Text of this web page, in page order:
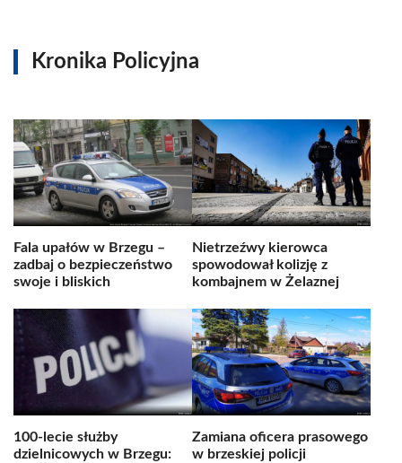
Kronika Policyjna
Fala upałów w Brzegu –
zadbaj o bezpieczeństwo
swoje i bliskich
Nietrzeźwy kierowca
spowodował kolizję z
kombajnem w Żelaznej
100-lecie służby
dzielnicowych w Brzegu:
Zamiana oficera prasowego
w brzeskiej policji